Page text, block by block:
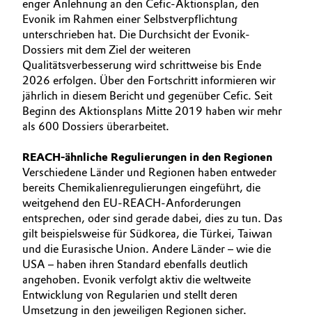
Food & Beverage
Green Hydrogen
Home Care & Cleaning
Industrial Manufacturing & Machinery
Medical Devices
Metals & Mining
Oil & Gas, Petrochemicals
Personal Care & Beauty
Pharma & Biopharma
Business Lines
Karriere
Investor Relations
Medien
enger Anlehnung an den Cefic-Aktionsplan, den
Evonik im Rahmen einer Selbstverpflichtung
unterschrieben hat. Die Durchsicht der Evonik-
Dossiers mit dem Ziel der weiteren
Qualitätsverbesserung wird schrittweise bis Ende
2026 erfolgen. Über den Fortschritt informieren wir
jährlich in diesem Bericht und gegenüber Cefic. Seit
Beginn des Aktionsplans Mitte 2019 haben wir mehr
als 600 Dossiers überarbeitet.
REACH-ähnliche Regulierungen in den Regionen
Verschiedene Länder und Regionen haben entweder
bereits Chemikalienregulierungen eingeführt, die
weitgehend den EU-REACH-Anforderungen
entsprechen, oder sind gerade dabei, dies zu tun. Das
gilt beispielsweise für Südkorea, die Türkei, Taiwan
und die Eurasische Union. Andere Länder – wie die
USA – haben ihren Standard ebenfalls deutlich
angehoben. Evonik verfolgt aktiv die weltweite
Entwicklung von Regularien und stellt deren
Umsetzung in den jeweiligen Regionen sicher.